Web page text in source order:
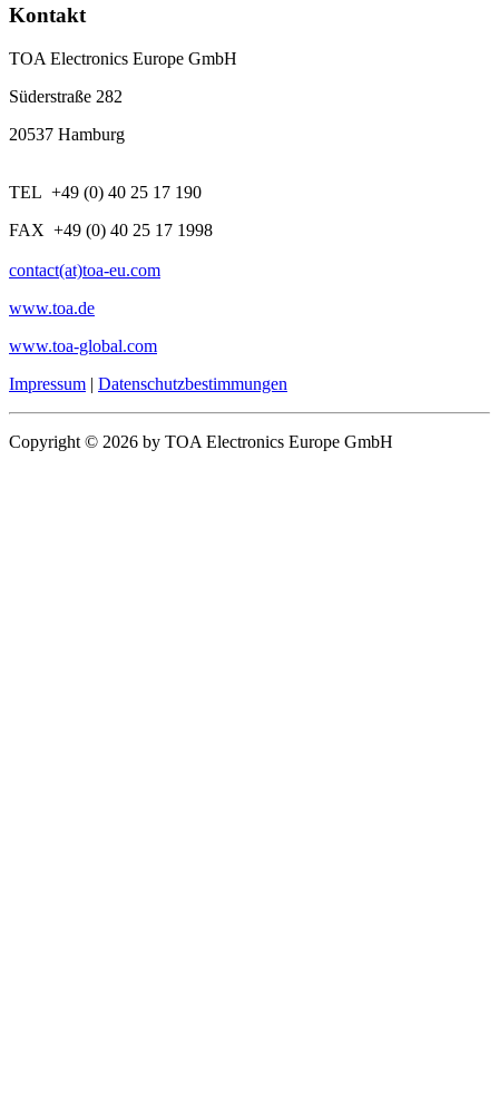
Kontakt
TOA Electronics Europe GmbH
Süderstraße 282
20537 Hamburg
TEL +49 (0) 40 25 17 190
FAX +49 (0) 40 25 17 1998
contact(at)toa-eu.com
www.toa.de
www.toa-global.com
Impressum | Datenschutzbestimmungen
Copyright © 2026 by TOA Electronics Europe GmbH